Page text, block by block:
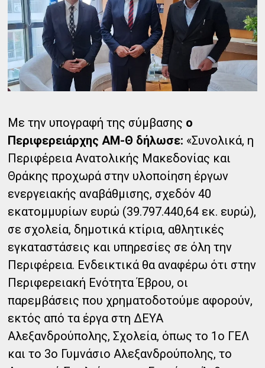
Με την υπογραφή της σύμβασης ο
Περιφερειάρχης ΑΜ-Θ δήλωσε: «Συνολικά, η
Περιφέρεια Ανατολικής Μακεδονίας και
Θράκης προχωρά στην υλοποίηση έργων
ενεργειακής αναβάθμισης, σχεδόν 40
εκατομμυρίων ευρώ (39.797.440,64 εκ. ευρώ),
σε σχολεία, δημοτικά κτίρια, αθλητικές
εγκαταστάσεις και υπηρεσίες σε όλη την
Περιφέρεια. Ενδεικτικά θα αναφέρω ότι στην
Περιφερειακή Ενότητα Έβρου, οι
παρεμβάσεις που χρηματοδοτούμε αφορούν,
εκτός από τα έργα στη ΔΕΥΑ
Αλεξανδρούπολης, Σχολεία, όπως το 1ο ΓΕΛ
και το 3ο Γυμνάσιο Αλεξανδρούπολης, το